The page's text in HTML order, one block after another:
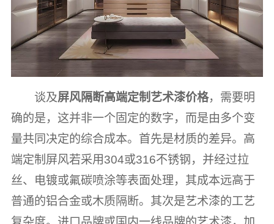
谈及屏风隔断高端定制艺术漆价格，需要明
确的是，这并非一个固定的数字，而是由多个变
量共同决定的综合成本。首先是材质的差异。高
端定制屏风若采用304或316不锈钢，并经过拉
丝、电镀或氟碳喷涂等表面处理，其成本远高于
普通的铝合金或木质隔断。其次是艺术漆的工艺